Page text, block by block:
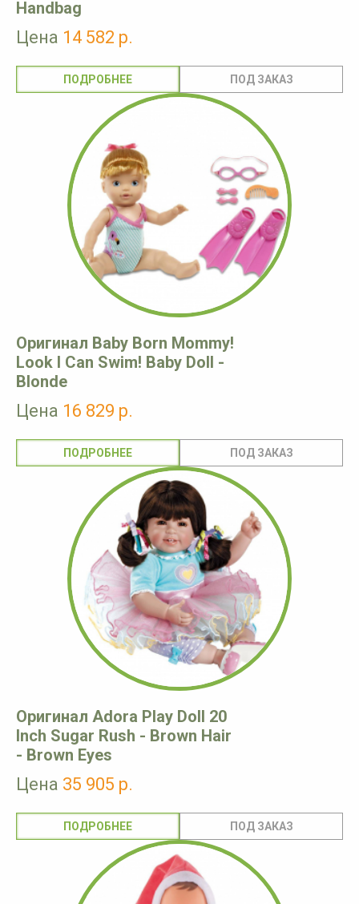
Handbag
Цена 14 582 р.
ПОДРОБНЕЕ
Оригинал Baby Born Mommy!
Look I Can Swim! Baby Doll -
Blonde
Цена 16 829 р.
ПОДРОБНЕЕ
Оригинал Adora Play Doll 20
Inch Sugar Rush - Brown Hair
- Brown Eyes
Цена 35 905 р.
ПОДРОБНЕЕ